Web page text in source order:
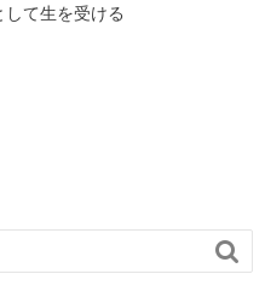
て生を受ける
